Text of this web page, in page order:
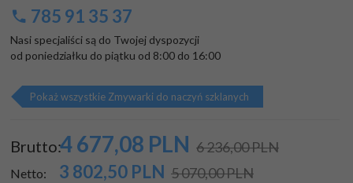
785 91 35 37
Nasi specjaliści są do Twojej dyspozycji
od poniedziałku do piątku od 8:00 do 16:00
Pokaż wszystkie Zmywarki do naczyń szklanych
Brutto:4 677,08 PLN 6 236,00 PLN
Netto: 3 802,50 PLN 5 070,00 PLN